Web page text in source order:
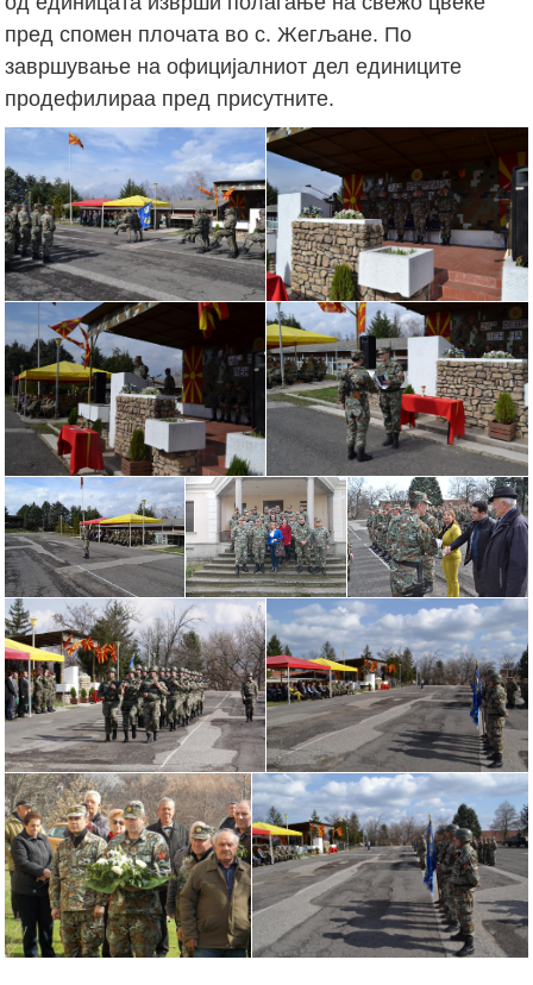
пред спомен плочата во с. Жегљане. По
завршување на официјалниот дел единиците
продефилираа пред присутните.